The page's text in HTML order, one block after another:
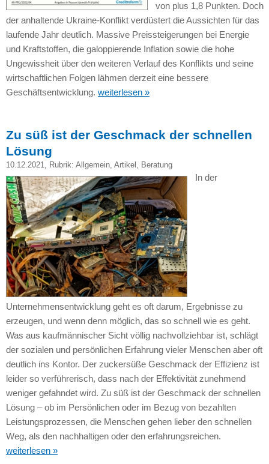
von plus 1,8 Punkten. Doch
der anhaltende Ukraine-Konflikt verdüstert die Aussichten für das
laufende Jahr deutlich. Massive Preissteigerungen bei Energie
und Kraftstoffen, die galoppierende Inflation sowie die hohe
Ungewissheit über den weiteren Verlauf des Konflikts und seine
wirtschaftlichen Folgen lähmen derzeit eine bessere
Geschäftsentwicklung. weiterlesen »
Zu süß ist der Geschmack der schnellen
Lösung
10.12.2021 , Rubrik: Allgemein, Artikel Beratung
In der
Unternehmensentwicklung geht es oft darum, Ergebnisse zu
erzeugen, und wenn denn möglich, das so schnell wie es geht.
Was aus kaufmännischer Sicht völlig nachvollziehbar ist, schlägt
der sozialen und persönlichen Erfahrung vieler Menschen aber oft
deutlich ins Kontor. Der zuckersüße Geschmack der Effizienz ist
leider so verführerisch, dass nach der Effektivität zunehmend
weniger gefahndet wird. Zu süß ist der Geschmack der schnellen
Lösung – ob im Persönlichen oder im Bezug von bezahlten
Leistungsprozessen, die Menschen gehen lieber den schnellen
Weg, als den nachhaltigen oder den erfahrungsreichen.
weiterlesen »